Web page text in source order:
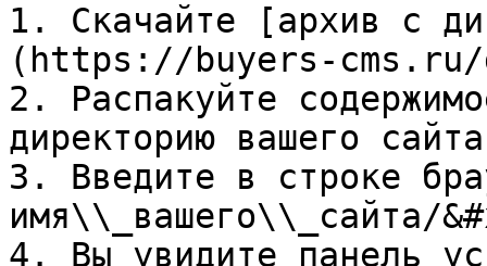
1. Скачайте [архив с
(https://buyers-cms.ru/
2. Распакуйте
директорию вашего
3. Введите в строке
имя\\_вашего\\_сайта/
4. Вы увидите панель